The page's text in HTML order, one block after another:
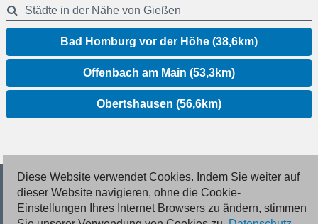
Städte in der Nähe von Gießen
Bad Homburg vor der Höhe (38,6km)
Offenbach am Main (53,3km)
Obertshausen (56,6km)
© 2026 Deutsche Jobmarkt GmbH
Inserieren
Diese Website verwendet Cookies. Indem Sie weiter auf
dieser Website navigieren, ohne die Cookie-
Einstellungen Ihres Internet Browsers zu ändern, stimmen